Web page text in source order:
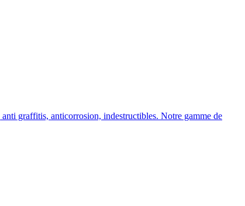
graffitis, anticorrosion, indestructibles. Notre gamme de